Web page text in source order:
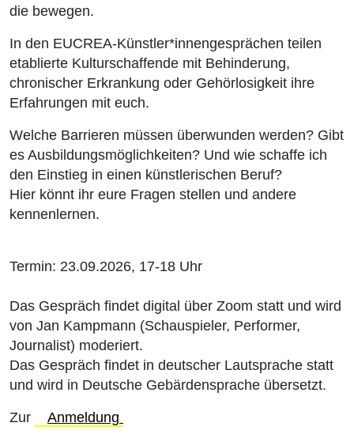
die bewegen.
In den EUCREA-Künstler*innengesprächen teilen
etablierte Kulturschaffende mit Behinderung,
chronischer Erkrankung oder Gehörlosigkeit ihre
Erfahrungen mit euch.
Welche Barrieren müssen überwunden werden? Gibt
es Ausbildungsmöglichkeiten? Und wie schaffe ich
den Einstieg in einen künstlerischen Beruf?
Hier könnt ihr eure Fragen stellen und andere
kennenlernen.
Termin: 23.09.2026, 17-18 Uhr
Das Gespräch findet digital über Zoom statt und wird
von Jan Kampmann (Schauspieler, Performer,
Journalist) moderiert.
Das Gespräch findet in deutscher Lautsprache statt
und wird in Deutsche Gebärdensprache übersetzt.
Zur Anmeldung